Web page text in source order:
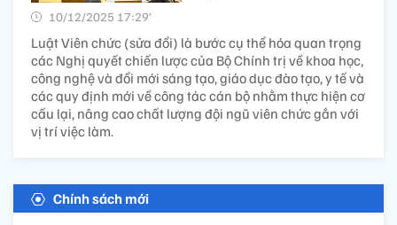
10/12/2025 17:29’
Luật Viên chức (sửa đổi) là bước cụ thể hóa quan trọng
các Nghị quyết chiến lược của Bộ Chính trị về khoa học,
công nghệ và đổi mới sáng tạo, giáo dục đào tạo, y tế và
các quy định mới về công tác cán bộ nhằm thực hiện cơ
cấu lại, nâng cao chất lượng đội ngũ viên chức gắn với
vị trí việc làm.
Chính sách mới